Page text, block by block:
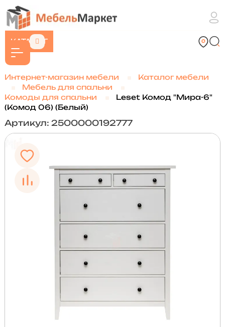
КАТАЛОГ
Интернет-магазин мебели
Каталог мебели
Мебель для спальни
Комоды для спальни
Leset Комод "Мира-6"
(Комод 06) (Белый)
Артикул: 2500000192777